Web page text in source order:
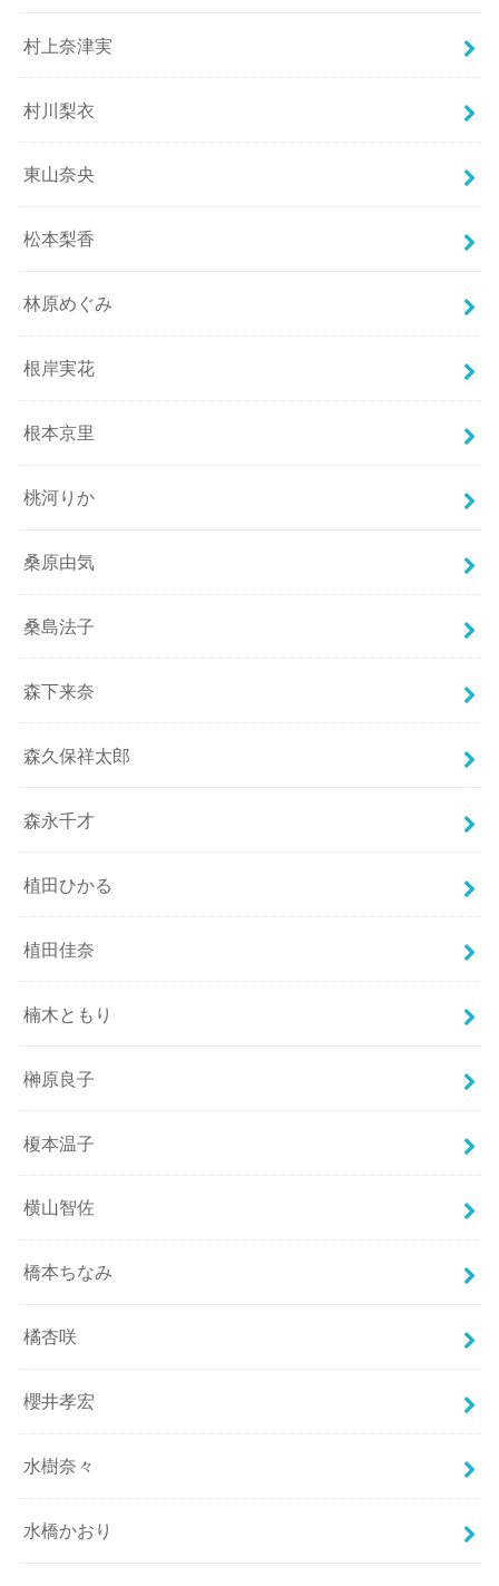
村上奈津実
村川梨衣
東山奈央
松本梨香
林原めぐみ
根岸実花
根本京里
桃河りか
桑原由気
桑島法子
森下来奈
森久保祥太郎
森永千才
植田ひかる
植田佳奈
楠木ともり
榊原良子
榎本温子
横山智佐
橋本ちなみ
橘杏咲
櫻井孝宏
水樹奈々
水橋かおり